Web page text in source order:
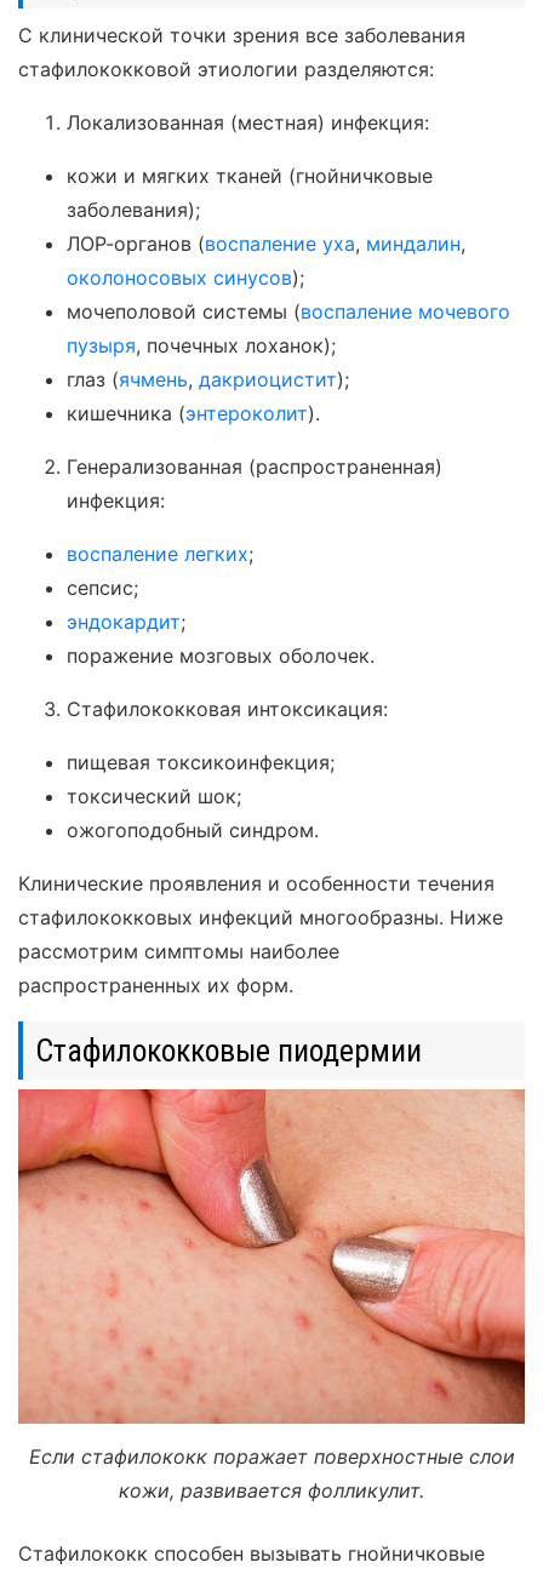
С клинической точки зрения все заболевания
стафилококковой этиологии разделяются:
Локализованная (местная) инфекция:
кожи и мягких тканей (гнойничковые
заболевания);
ЛОР-органов (воспаление уха, миндалин,
околоносовых синусов);
мочеполовой системы (воспаление мочевого
пузыря, почечных лоханок);
глаз (ячмень, дакриоцистит);
кишечника (энтероколит).
Генерализованная (распространенная)
инфекция:
воспаление легких;
сепсис;
эндокардит;
поражение мозговых оболочек.
Стафилококковая интоксикация:
пищевая токсикоинфекция;
токсический шок;
ожогоподобный синдром.
Клинические проявления и особенности течения
стафилококковых инфекций многообразны. Ниже
рассмотрим симптомы наиболее
распространенных их форм.
Стафилококковые пиодермии
Если стафилококк поражает поверхностные слои
кожи, развивается фолликулит.
Стафилококк способен вызывать гнойничковые